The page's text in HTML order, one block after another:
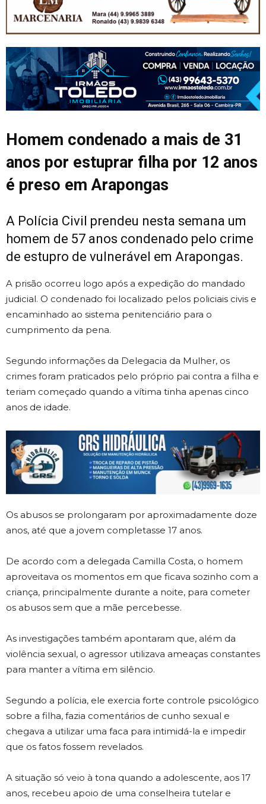
Homem condenado a mais de 31
anos por estuprar filha por 12 anos
é preso em Arapongas
A Polícia Civil prendeu nesta semana um
homem de 57 anos condenado pelo crime
de estupro de vulnerável em Arapongas.
A prisão ocorreu logo após a expedição do mandado
judicial. O condenado foi localizado pelos policiais civis e
encaminhado ao sistema penitenciário para o
cumprimento da pena.
Segundo informações da Delegacia da Mulher, os
crimes foram praticados pelo próprio pai contra a filha e
teriam começado quando a vítima tinha apenas cinco
anos de idade.
Os abusos se prolongaram por aproximadamente doze
anos, até que a jovem completasse 17 anos.
De acordo com a delegada Camilla Costa, o homem
aproveitava os momentos em que ficava sozinho com a
criança, principalmente durante a noite, para cometer
os abusos sem que a mãe percebesse.
As investigações também apontaram que, além da
violência sexual, o agressor utilizava ameaças constantes
para manter a vítima em silêncio.
Segundo a polícia, ele exercia forte controle psicológico
sobre a filha, fazia comentários de cunho sexual e
chegava a utilizar uma faca para intimidá-la e impedir
que os fatos fossem revelados.
A situação só veio à tona quando a adolescente, aos 17
anos, recebeu apoio de uma conselheira tutelar e